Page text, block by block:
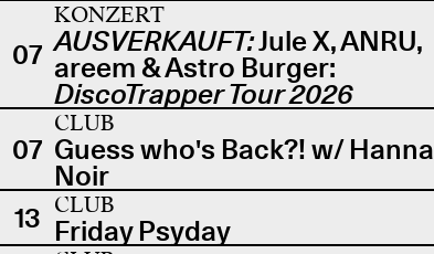
07
KONZERT
AUSVERKAUFT:Jule X, ANRU,
areem & Astro Burger:
DiscoTrapper Tour 2026
07
CLUB
Guess who's Back?! w/ Hanna
Noir
13 CLUB
Friday Psyday